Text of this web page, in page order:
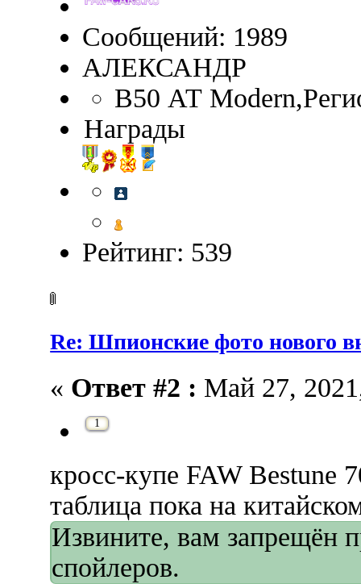
Сообщений: 1989
АЛЕКСАНДР
B50 АТ
Награды
Рейтинг: 539
Re: Шпионские фото нового
« Ответ #2 : Май 27,
1
кросс-купе FAW Bestune
таблица пока на
Извините, вам запрещён
спойлеров.